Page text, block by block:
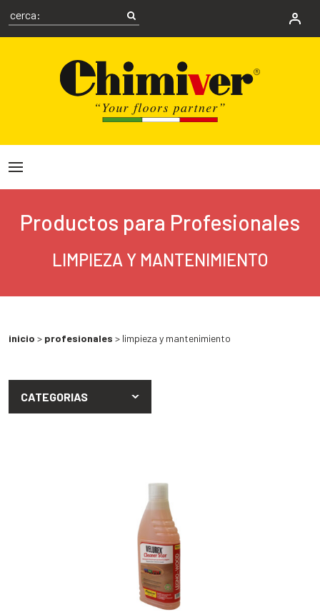
Productos para Profesionales
LIMPIEZA Y MANTENIMIENTO
inicio > profesionales > limpieza y mantenimiento
CATEGORIAS